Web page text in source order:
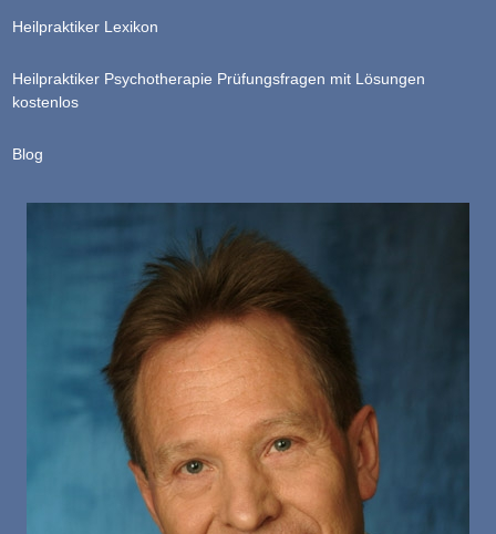
Heilpraktiker Lexikon
Heilpraktiker Psychotherapie Prüfungsfragen mit Lösungen
kostenlos
Blog